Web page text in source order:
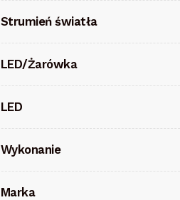
Strumień światła
LED/Żarówka
LED
Wykonanie
Marka